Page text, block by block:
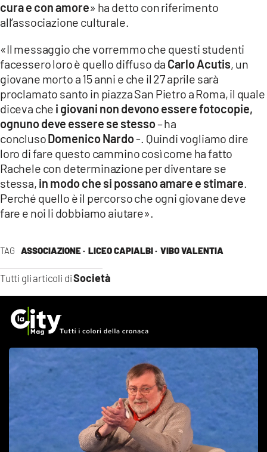
TAG ASSOCIAZIONE · LICEO CAPIALBI · VIBO VALENTIA
Tutti gli articoli diSocietà
cura e con amore» ha detto con riferimento
all’associazione culturale.
«Il messaggio che vorremmo che questi studenti
facessero loro è quello diffuso da Carlo Acutis, un
giovane morto a 15 anni e che il 27 aprile sarà
proclamato santo in piazza San Pietro a Roma, il quale
diceva che i giovani non devono essere fotocopie,
ognuno deve essere se stesso– ha
conclusoDomenico Nardo-. Quindi vogliamo dire
loro di fare questo cammino così come ha fatto
Rachele con determinazione per diventare se
stessa, in modo che si possano amare e stimare.
Perché quello è il percorso che ogni giovane deve
fare e noi li dobbiamo aiutare».